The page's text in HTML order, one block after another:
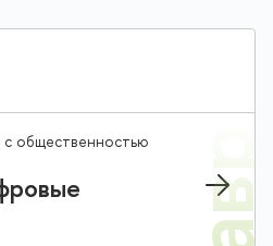
с общественностью